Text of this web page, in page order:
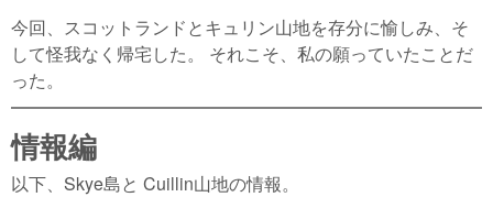
今回、スコットランドとキュリン山地を存分に愉しみ、そ
して怪我なく帰宅した。 それこそ、私の願っていたことだ
った。
情報編
以下、Skye島と Cuillin山地の情報。